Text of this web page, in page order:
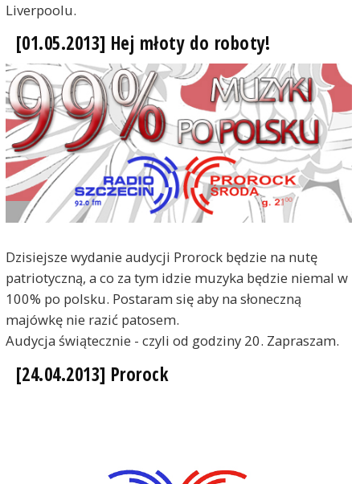
Liverpoolu.
[01.05.2013] Hej młoty do roboty!
Dzisiejsze wydanie audycji Prorock będzie na nutę
patriotyczną, a co za tym idzie muzyka będzie niemal w
100% po polsku. Postaram się aby na słoneczną
majówkę nie razić patosem.
Audycja świątecznie - czyli od godziny 20. Zapraszam.
[24.04.2013] Prorock